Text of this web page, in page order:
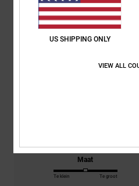
Maat
Te klein Te groot
US SHIPPING ONLY
VIEW ALL